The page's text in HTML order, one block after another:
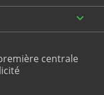

centrale